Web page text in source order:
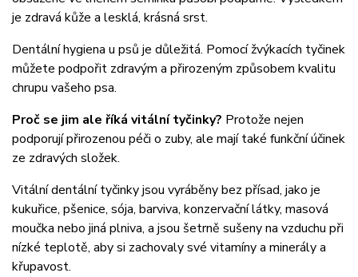
je zdravá kůže a lesklá, krásná srst.
Dentální hygiena u psů je důležitá. Pomocí žvýkacích tyčinek
můžete podpořit zdravým a přirozeným způsobem kvalitu
chrupu vašeho psa.
Proč se jim ale říká vitální tyčinky? Protože nejen
podporují přirozenou péči o zuby, ale mají také funkční účinek
ze zdravých složek.
Vitální dentální tyčinky jsou vyráběny bez přísad, jako je
kukuřice, pšenice, sója, barviva, konzervační látky, masová
moučka nebo jiná plniva, a jsou šetrně sušeny na vzduchu při
nízké teplotě, aby si zachovaly své vitamíny a minerály a
křupavost.